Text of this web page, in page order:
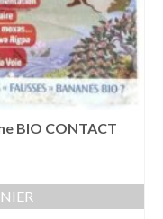
BIO CONTACT